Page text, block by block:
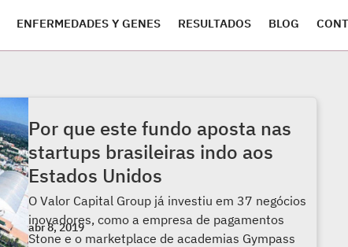
ENFERMEDADES Y GENES RESULTADOS BLOG
Por que este fundo aposta nas
startups brasileiras indo aos
Estados Unidos
abr 8, 2019
O Valor Capital Group já investiu em 37 negócios
inovadores, como a empresa de pagamentos
Stone e o marketplace de academias Gympass